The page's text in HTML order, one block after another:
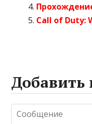
Call of Duty: